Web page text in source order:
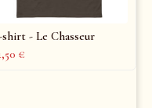
shirt - Le Chasseur
€